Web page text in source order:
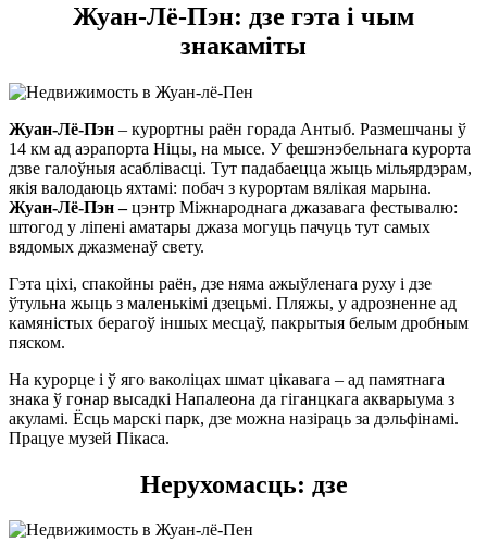
Жуан-Лё-Пэн: дзе гэта і чым
знакаміты
Жуан-Лё-Пэн – курортны раён горада Антыб. Размешчаны ў
14 км ад аэрапорта Ніцы, на мысе. У фешэнэбельнага курорта
дзве галоўныя асаблівасці. Тут падабаецца жыць мільярдэрам,
якія валодаюць яхтамі: побач з курортам вялікая марына.
Жуан-Лё-Пэн –цэнтр Міжнароднага джазавага фестывалю:
штогод у ліпені аматары джаза могуць пачуць тут самых
вядомых джазменаў свету.
Гэта ціхі, спакойны раён, дзе няма ажыўленага руху і дзе
ўтульна жыць з маленькімі дзецьмі. Пляжы, у адрозненне ад
камяністых берагоў іншых месцаў, пакрытыя белым дробным
пяском.
На курорце і ў яго ваколіцах шмат цікавага – ад памятнага
знака ў гонар высадкі Напалеона да гіганцкага акварыума з
акуламі. Ёсць марскі парк, дзе можна назіраць за дэльфінамі.
Працуе музей Пікаса.
Нерухомасць: дзе